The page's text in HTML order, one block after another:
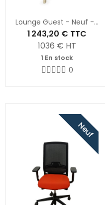
Lounge Guest - Neuf -...
1 243,20 € TTC
1036 € HT
1 En stock
0
Neuf